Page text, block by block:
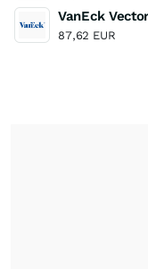
87,62 EUR